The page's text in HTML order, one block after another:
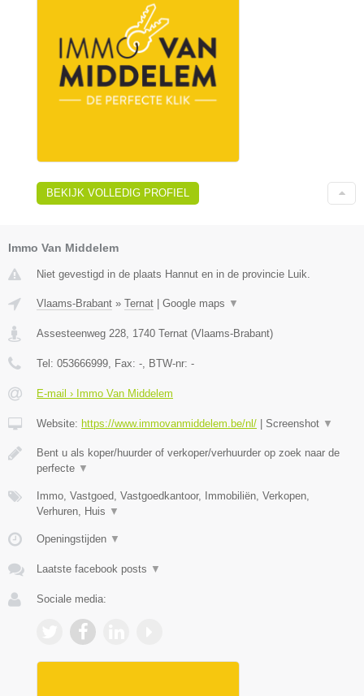
BEKIJK VOLLEDIG PROFIEL
Immo Van Middelem
Niet gevestigd in de plaats Hannut en in de provincie Luik.
Vlaams-Brabant » Ternat Google maps ▼
Assesteenweg 228 1740 Ternat (Vlaams-Brabant)
Tel: 053666999 , Fax: - , BTW-nr: -
E-mail › Immo Van Middelem
Website: https://www.immovanmiddelem.be/nl/ Screenshot ▼
Bent u als koper/huurder of verkoper/verhuurder op zoek naar de
perfecte ▼
Immo, Vastgoed, Vastgoedkantoor, Immobiliën, Verkopen,
Verhuren, Huis ▼
Openingstijden ▼
Laatste facebook posts ▼
Sociale media: